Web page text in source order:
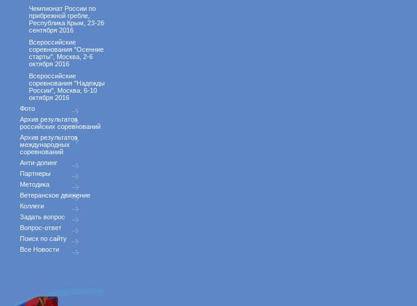
Чемпионат России по
прибрежной гребле,
Республика Крым, 23-26
сентября 2016
Всероссийские
соревнования "Осенние
старты", Москва, 2-6
октября 2016
Всероссийские
соревнования "Надежды
России", Москва, 6-10
октября 2016
Фото
Архив результатов
российских соревнований
Архив результатов
международных
соревнований
Анти-допинг
Партнеры
Методика
Ветеранское движение
Коллеги
Задать вопрос
Вопрос-ответ
Поиск по сайту
Все Новости